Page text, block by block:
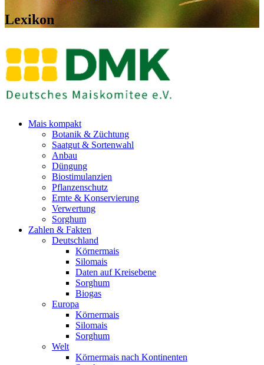
Lexikon
Mais kompakt
Botanik & Züchtung
Saatgut & Sortenwahl
Anbau
Düngung
Biostimulanzien
Pflanzenschutz
Ernte & Konservierung
Verwertung
Sorghum
Zahlen & Fakten
Deutschland
Körnermais
Silomais
Daten auf Kreisebene
Sorghum
Biogas
Europa
Körnermais
Silomais
Sorghum
Welt
Körnermais nach Kontinenten